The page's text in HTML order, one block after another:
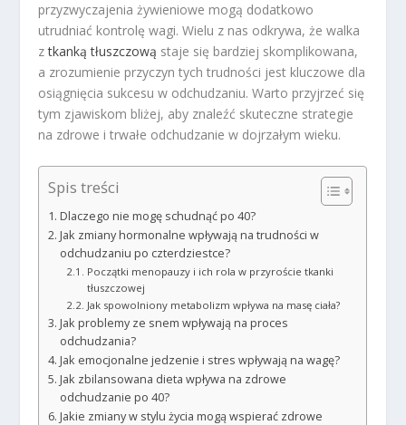
przyzwyczajenia żywieniowe mogą dodatkowo
utrudniać kontrolę wagi. Wielu z nas odkrywa, że walka
ztkanką tłuszczową staje się bardziej skomplikowana,
a zrozumienie przyczyn tych trudności jest kluczowe dla
osiągnięcia sukcesu w odchudzaniu. Warto przyjrzeć się
tym zjawiskom bliżej, aby znaleźć skuteczne strategie
na zdrowe i trwałe odchudzanie w dojrzałym wieku.
Spis treści
Dlaczego nie mogę schudnąć po 40?
Jak zmiany hormonalne wpływają na trudności w
odchudzaniu po czterdziestce?
Początki menopauzy i ich rola w przyroście tkanki
tłuszczowej
Jak spowolniony metabolizm wpływa na masę ciała?
Jak problemy ze snem wpływają na proces
odchudzania?
Jak emocjonalne jedzenie i stres wpływają na wagę?
Jak zbilansowana dieta wpływa na zdrowe
odchudzanie po 40?
Jakie zmiany w stylu życia mogą wspierać zdrowe